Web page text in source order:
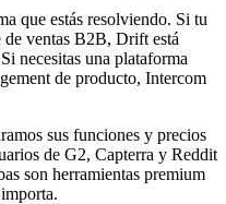
que estás resolviendo. Si tu
ventas B2B, Drift está
necesitas una plataforma
de producto, Intercom
sus funciones y precios
de G2, Capterra y Reddit
son herramientas premium